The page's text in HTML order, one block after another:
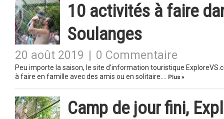
10 activités à faire
Soulanges
20 août 2019 0 Commentaire
Peu importe la saison, le site d’information touristique
à faire en famille avec des amis ou en solitaire….
Plus »
Camp de jour fini,